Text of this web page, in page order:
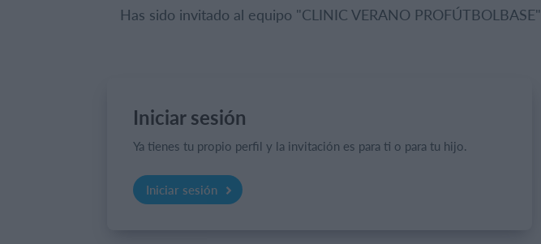
Has sido invitado al equipo "CLINIC VERANO PROFÚTBOLBASE"
Iniciar sesión
Ya tienes tu propio perfil y la invitación es para ti o para tu hijo.
Iniciar sesión